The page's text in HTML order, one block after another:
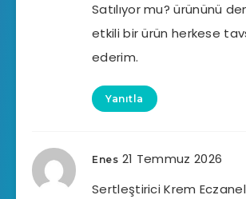
Satılıyor mu? ürününü
etkili bir ürün herkese
ederim.
Yanıtla
Enes 21 Temmuz 2026
Sertleştirici Krem